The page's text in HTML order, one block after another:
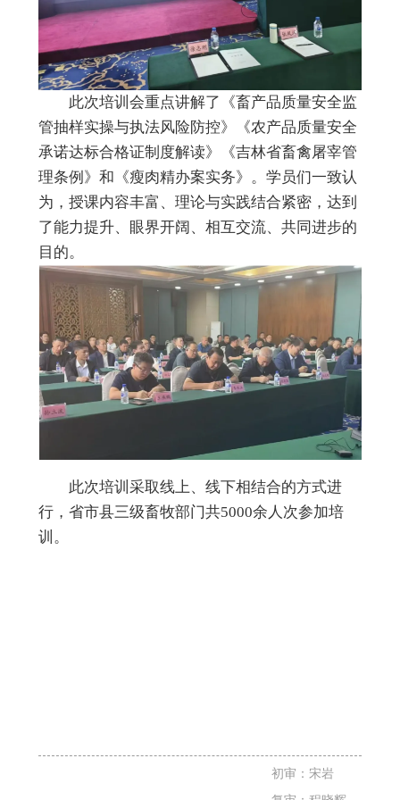
此次培训会重点讲解了《畜产品质量安全监
管抽样实操与执法风险防控》《农产品质量安全
承诺达标合格证制度解读》《吉林省畜禽屠宰管
理条例》和《瘦肉精办案实务》。学员们一致认
为，授课内容丰富、理论与实践结合紧密，达到
了能力提升、眼界开阔、相互交流、共同进步的
目的。
此次培训采取线上、线下相结合的方式进
行，省市县三级畜牧部门共5000余人次参加培
训。
初审：宋岩